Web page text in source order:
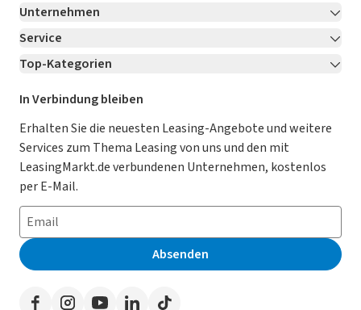
Unternehmen
Über LeasingMarkt.de
Karriere Jetzt bewerben!
Für Händler
Kooperation mit AutoScout24
AGB
Datenschutz
Impressum
Erklärung zur Barrierefreiheit
Presse
Service
Kontakt
Ratgeber
Magazin
Datenschutz-Einstellungen
So funktioniert’s
Häufig gestellte Fragen
Leasing-Lexikon
Auto-Tests
Werben auf LeasingMarkt.de
Top-Kategorien
Leasing Deals
Gebrauchtwagen Leasing
Leasing ohne Anzahlung
E-Auto Leasing
Privatleasing
Leasing-Vergleiche
Herstellerverzeichnis
Händlerverzeichnis
In Verbindung bleiben
Erhalten Sie die neuesten Leasing-Angebote und weitere
Services zum Thema Leasing von uns und den mit
LeasingMarkt.de verbundenen Unternehmen, kostenlos
per E-Mail.
Absenden